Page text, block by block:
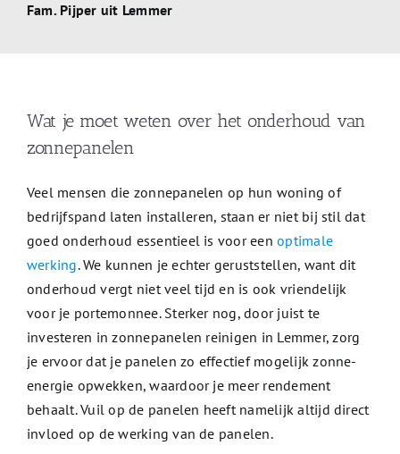
Fam. Pijper uit Lemmer
Wat je moet weten over het onderhoud van
zonnepanelen
Veel mensen die zonnepanelen op hun woning of
bedrijfspand laten installeren, staan er niet bij stil dat
goed onderhoud essentieel is voor eenoptimale
werking. We kunnen je echter geruststellen, want dit
onderhoud vergt niet veel tijd en is ook vriendelijk
voor je portemonnee. Sterker nog, door juist te
investeren in zonnepanelen reinigen in Lemmer, zorg
je ervoor dat je panelen zo effectief mogelijk zonne-
energie opwekken, waardoor je meer rendement
behaalt. Vuil op de panelen heeft namelijk altijd direct
invloed op de werking van de panelen.